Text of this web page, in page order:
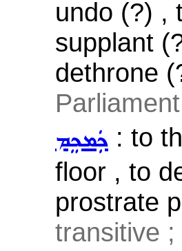
undo (?) ,
supplant
dethrone
ܟܲܡܟܸܡ : to
floor , to
prostrate
transitive